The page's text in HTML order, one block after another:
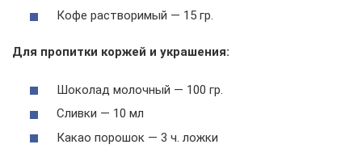
Кофе растворимый — 15 гр.
Для пропитки коржей и украшения:
Шоколад молочный — 100 гр.
Сливки — 10 мл
Какао порошок — 3 ч. ложки